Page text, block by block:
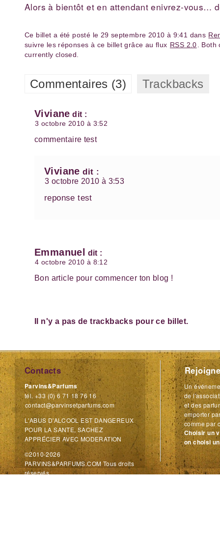
Alors à bientôt et en attendant enivrez-vous…
Ce billet a été posté le 29 septembre 2010 à 9:41 dans
suivre les réponses à ce billet grâce au flux RSS 2.0
.
currently closed.
Commentaires (3) Trackbacks
Viviane dit :
3 octobre 2010 à 3:52
commentaire test
Viviane dit :
3 octobre 2010 à 3:53
reponse test
Emmanuel dit :
4 octobre 2010 à 8:12
Bon article pour commencer ton blog !
Il n'y a pas de trackbacks pour ce billet.
Contacts
Parvins&Parfums
tél. +33 (0) 6 71 18 76 16
contact@parvinsetparfums.com
L'ABUS D'ALCOOL EST DANGEREUX
POUR LA SANTE, SACHEZ
APPRÉCIER AVEC MODERATION
©2010-2026
PARVINS&PARFUMS.COM Tous droits
réservés
Un
de
et des
emporter
comme par
Choisir un
on choisi